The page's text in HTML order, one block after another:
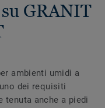
GRANIT
ambienti umidi a
dei requisiti
tenuta anche a piedi